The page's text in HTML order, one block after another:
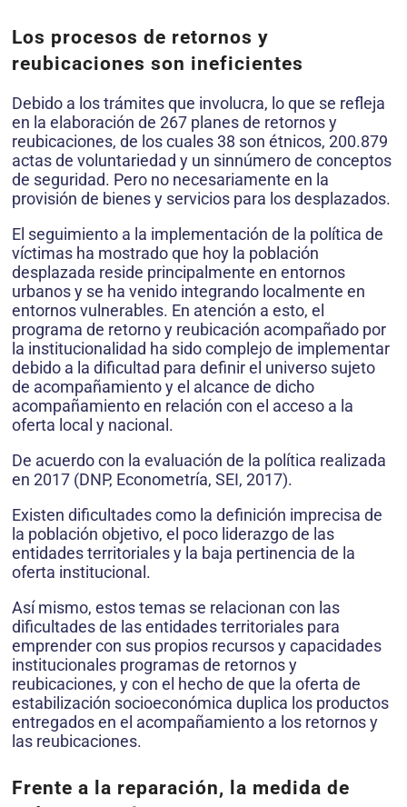
Los procesos de retornos y
reubicaciones son ineficientes
Debido a los trámites que involucra, lo que se refleja
en la elaboración de 267 planes de retornos y
reubicaciones, de los cuales 38 son étnicos, 200.879
actas de voluntariedad y un sinnúmero de conceptos
de seguridad. Pero no necesariamente en la
provisión de bienes y servicios para los desplazados.
El seguimiento a la implementación de la política de
víctimas ha mostrado que hoy la población
desplazada reside principalmente en entornos
urbanos y se ha venido integrando localmente en
entornos vulnerables. En atención a esto, el
programa de retorno y reubicación acompañado por
la institucionalidad ha sido complejo de implementar
debido a la dificultad para definir el universo sujeto
de acompañamiento y el alcance de dicho
acompañamiento en relación con el acceso a la
oferta local y nacional.
De acuerdo con la evaluación de la política realizada
en 2017 (DNP, Econometría, SEI, 2017).
Existen dificultades como la definición imprecisa de
la población objetivo, el poco liderazgo de las
entidades territoriales y la baja pertinencia de la
oferta institucional.
Así mismo, estos temas se relacionan con las
dificultades de las entidades territoriales para
emprender con sus propios recursos y capacidades
institucionales programas de retornos y
reubicaciones, y con el hecho de que la oferta de
estabilización socioeconómica duplica los productos
entregados en el acompañamiento a los retornos y
las reubicaciones.
Frente a la reparación, la medida de